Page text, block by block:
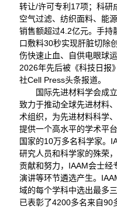
转让/许可专利17项；科研
空气过滤、纺织面料、能
销售额超过4.2亿元。手持
口敷料30秒实现肝脏切除
伤快速止血、自供电眼球
2026年先后被《科技日报
社Cell Press头条报道。
国际先进材料学会成
致力于推动全球先进材料
术组织，为先进材料科学
提供一个高水平的学术平
国家的10万多名科学家。
研究人员和科学家的殊荣
贡献和努力，IAAM会士经
演讲等环节遴选产生。
域的每个学科中选出最多
已表彰了4200多名来自90